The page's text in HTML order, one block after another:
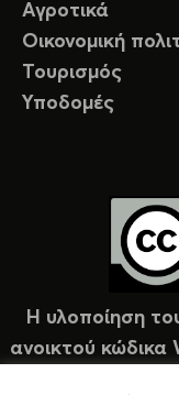
Αγροτικά
Οικονομική
Τουρισμός
Υποδομές
Η υλοποίηση
ανοικτού